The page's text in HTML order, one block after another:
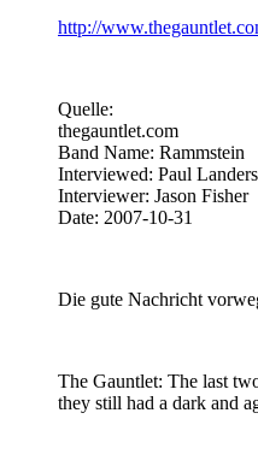
http://
Quelle:
thegauntlet.com
Band Name: Rammstein
Interviewed: Paul Landers
Interviewer: Jason Fisher
Date: 2007-10-31
Die gute Nachricht
The Gauntlet: The last
they still had a dark and